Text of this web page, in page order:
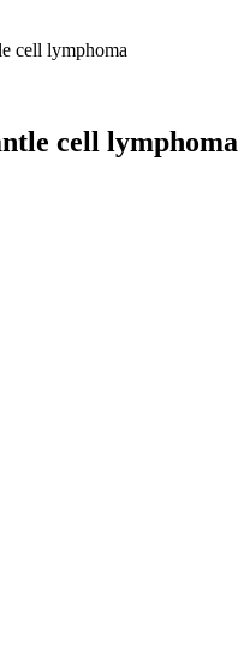
cell lymphoma
cell lymphoma